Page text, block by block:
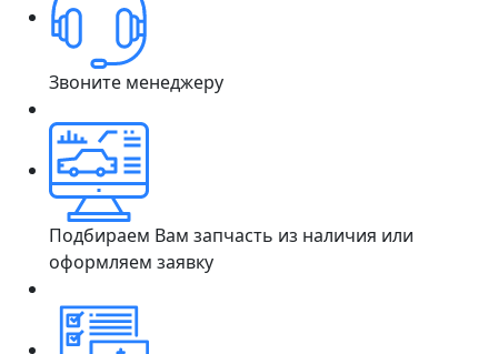
Звоните менеджеру
Подбираем Вам запчасть из наличия или
оформляем заявку